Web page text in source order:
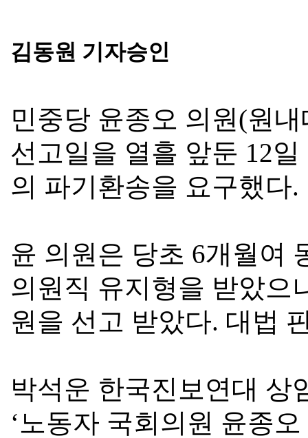
김동원 기자승인
민중당 윤종오 의원(원
선고일을 열흘 앞둔 12
의 파기환송을 요구했다.
윤 의원은 당초 6개월여
의원직 유지형을 받았으
원을 선고 받았다. 대법
박석운 한국진보연대 상
‘노동자 국회의원 윤종